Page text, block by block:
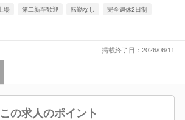
上場 第二新卒歓迎 転勤なし 完全週休2日制
掲載終了日：2026/06/11
この求人のポイント